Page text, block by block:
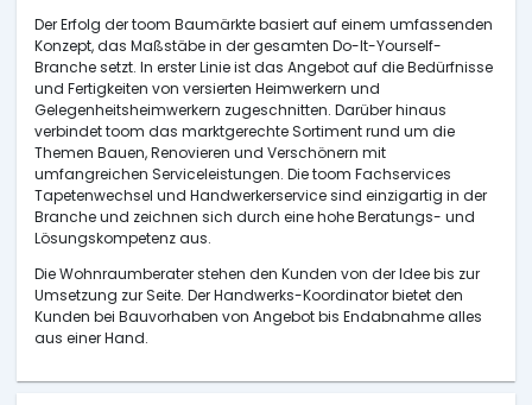
Der Erfolg der toom Baumärkte basiert auf einem umfassenden
Konzept, das Maßstäbe in der gesamten Do-It-Yourself-
Branche setzt. In erster Linie ist das Angebot auf die Bedürfnisse
und Fertigkeiten von versierten Heimwerkern und
Gelegenheitsheimwerkern zugeschnitten. Darüber hinaus
verbindet toom das marktgerechte Sortiment rund um die
Themen Bauen, Renovieren und Verschönern mit
umfangreichen Serviceleistungen. Die toom Fachservices
Tapetenwechsel und Handwerkerservice sind einzigartig in der
Branche und zeichnen sich durch eine hohe Beratungs- und
Lösungskompetenz aus.
Die Wohnraumberater stehen den Kunden von der Idee bis zur
Umsetzung zur Seite. Der Handwerks-Koordinator bietet den
Kunden bei Bauvorhaben von Angebot bis Endabnahme alles
aus einer Hand.